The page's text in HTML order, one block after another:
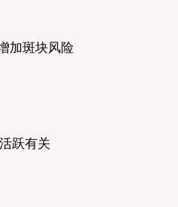
加斑块风险
跃有关